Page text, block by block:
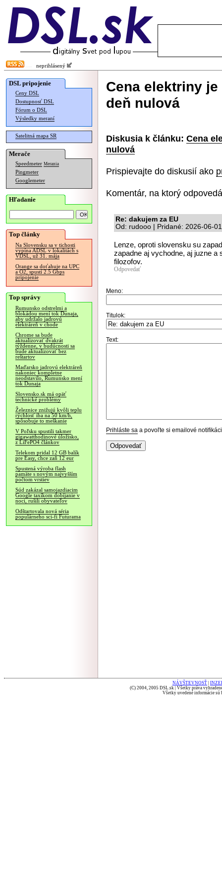
neprihlásený
DSL pripojenie
Ceny DSL
Dostupnosť DSL
Fórum o DSL
Výsledky meraní
Satelitná mapa SR
Merače
Speedmeter Merania
Pingmeter
Googlemeter
Hľadanie
Top články
Na Slovensku sa v tichosti
vypína ADSL v lokalitách s
VDSL, už 31. mája
Orange sa doťahuje na UPC
a O2, spustí 2.5 Gbps
pripojenie
Top správy
Rumunsko odstrelmi a
blokádou mení tok Dunaja,
aby udržalo jadrovú
elektráreň v chode
Chrome sa bude
aktualizovať dvakrát
týždenne, v budúcnosti sa
bude aktualizovať bez
reštartov
Maďarsko jadrovú elektráreň
nakoniec kompletne
neodstavilo, Rumunsko mení
tok Dunaja
Slovensko.sk má opäť
technické problémy
Železnice znižujú kvôli teplu
rýchlosť iba na 50 km/h,
spôsobuje to meškanie
V Poľsku spustili takmer
gigawatthodinové úložisko,
z LiFePO4 článkov
Telekom pridal 12 GB balík
pre Easy, chce zaň 12 eur
Spustená výroba flash
pamäte s novým najvyšším
počtom vrstiev
Súd zakázal samojazdiacim
Google taxíkom dobíjanie v
noci, rušili obyvateľov
Odštartovala nová séria
populárneho sci-fi Futurama
Cena elektriny
deň nulová
Diskusia k článku: Cena
nulová
Prispievajte do diskusií ako
Komentár, na ktorý
Re: dakujem za EU
Od: rudooo | Pridané: 2026-06-
Lenze, oproti slovensku su
zapadne aj vychodne, aj juzne a
filozofov.
Odpovedať
Meno:
Titulok:
Text:
Prihláste sa a povoľte si emailové
NÁVŠTEVNOSŤ
(C) 2004, 2005 DSL.sk | Všetky práva
Všetky uvedené informácie sú